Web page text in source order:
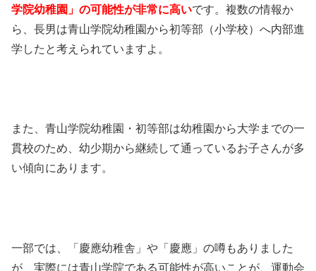
学院幼稚園」の可能性が非常に高いです。複数の情報か
ら、長男は青山学院幼稚園から初等部（小学校）へ内部進
学したと考えられていますよ。
また、青山学院幼稚園・初等部は幼稚園から大学までの一
貫校のため、幼少期から継続して通っているお子さんが多
い傾向にあります。
一部では、「慶應幼稚舎」や「慶應」の噂もありました
が、実際には青山学院である可能性が高いことが、運動会